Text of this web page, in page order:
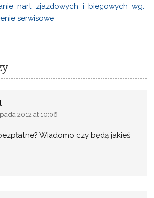
nart zjazdowych i biegowych wg.
serwisowe
2012 at 10:06
Wiadomo czy będą jakieś